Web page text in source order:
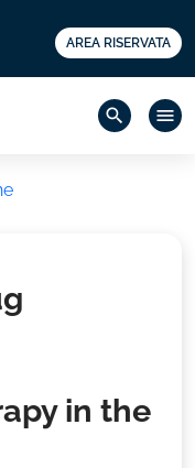
AREA RISERVATA
search menu
in the